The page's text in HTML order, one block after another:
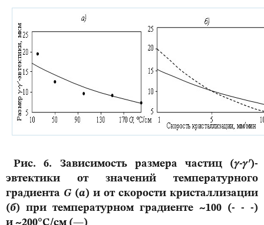
Рис. 6. Зависимость размера частиц (γ-γ′)-
эвтектики от значений температурного
градиента G (а) и от скорости кристаллизации
(б) при температурном градиенте ~100 (- - -)